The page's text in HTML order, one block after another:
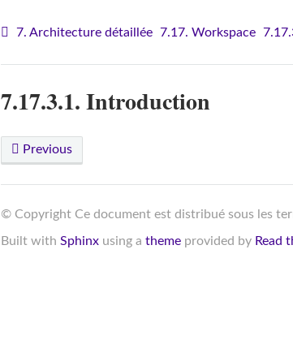
7. Architecture détaillée 7.17. Workspace
7.17.3.1. Introduction
Previous
© Copyright Ce document est distribué sous les
Built with Sphinxusing a themeprovided by Read